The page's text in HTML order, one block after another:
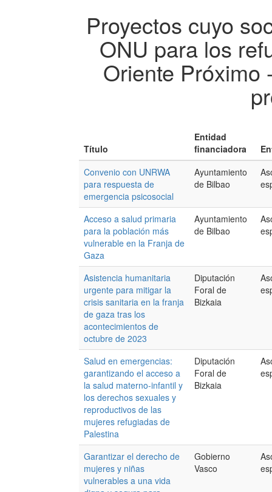
Proyectos cuyo
ONU para los
Oriente
Título
Entidad
financiadora
Convenio con UNRWA
para respuesta de
emergencia psicosocial
Ayuntamiento
de Bilbao
Acceso a salud primaria
para la población más
vulnerable en la Franja de
Gaza
Ayuntamiento
de Bilbao
Asistencia humanitaria
urgente para mitigar la
crisis sanitaria en la franja
de gaza tras los
acontecimientos de
octubre de 2023
Diputación
Foral de
Bizkaia
Salud en emergencias:
garantizando el acceso a
la salud materno-infantil y
los derechos sexuales y
reproductivos de las
mujeres refugiadas de
Palestina
Diputación
Foral de
Bizkaia
Garantizar el derecho de
mujeres y niñas
vulnerables a una vida
Gobierno
Vasco